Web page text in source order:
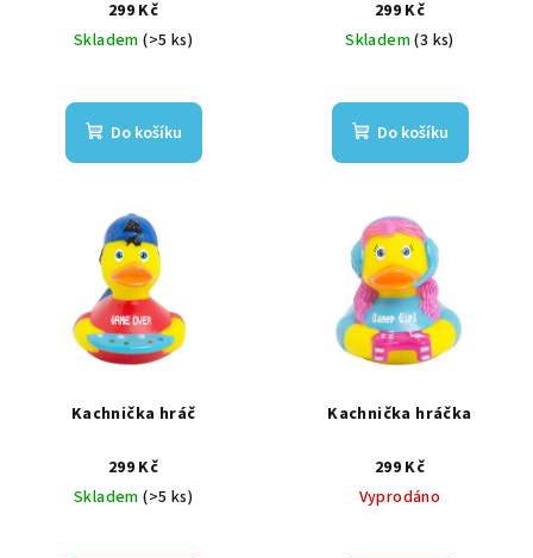
299 Kč
Skladem(>5 ks)
Do košíku
299 Kč
Skladem(3 ks)
Do košíku
Kachnička hráč
299 Kč
Skladem(>5 ks)
Kachnička hráčka
299 Kč
Vyprodáno